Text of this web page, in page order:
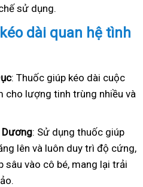
sử dụng.
dài quan hệ tình
: Thuốc giúp kéo dài cuộc
cho lượng tinh trùng nhiều và
Dương: Sử dụng thuốc giúp
lên và luôn duy trì độ cứng,
sâu vào cô bé, mang lại trải